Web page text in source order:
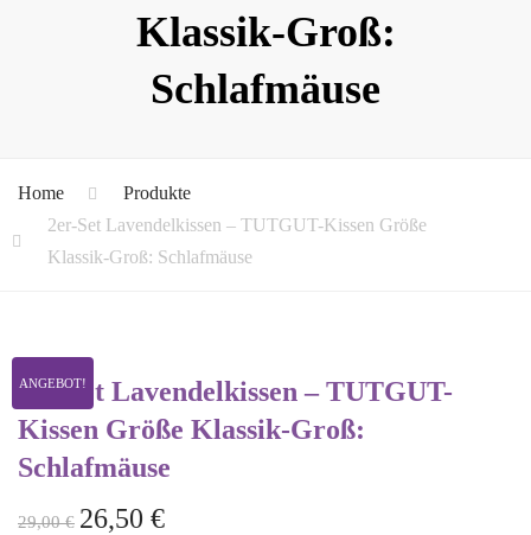
Klassik-Groß:
Schlafmäuse
Home
Produkte
2er-Set Lavendelkissen – TUTGUT-Kissen Größe
Klassik-Groß: Schlafmäuse
ANGEBOT!
2er-Set Lavendelkissen – TUTGUT-
Kissen Größe Klassik-Groß:
Schlafmäuse
29,00€ 26,50 €